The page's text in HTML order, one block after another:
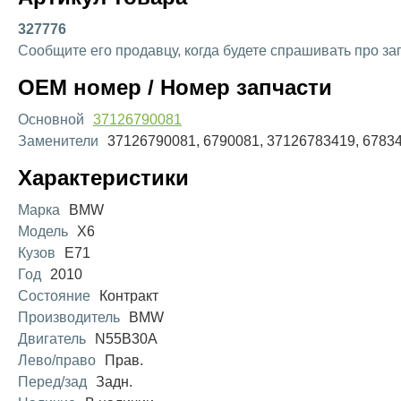
327776
Сообщите его продавцу, когда будете спрашивать про
OEM номер / Номер запчасти
Основной
37126790081
Заменители
37126790081, 6790081, 37126783419,
Характеристики
Марка
BMW
Модель
X6
Кузов
E71
Год
2010
Состояние
Контракт
Производитель
BMW
Двигатель
N55B30A
Лево/право
Прав.
Перед/зад
Задн.